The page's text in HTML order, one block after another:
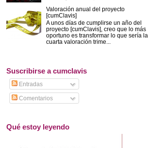
Valoración anual del proyecto
[cumClavis]
A unos días de cumplirse un año del
proyecto [cumClavis], creo que lo más
oportuno es transformar lo que sería la
cuarta valoración trime...
Suscribirse a cumclavis
Entradas
Comentarios
Qué estoy leyendo